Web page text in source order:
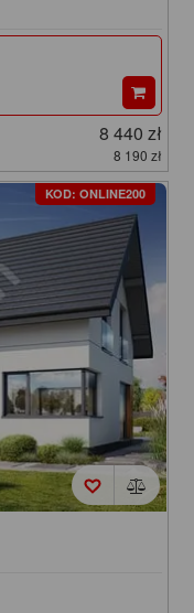
8 440 zł
8 190 zł
KOD: ONLINE200